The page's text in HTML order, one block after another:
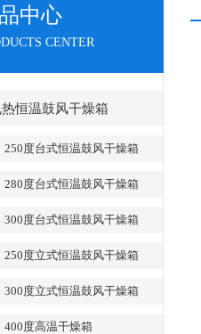
中心
CENTER
热恒温鼓风干燥箱
250度台式恒温鼓风干燥箱
280度台式恒温鼓风干燥箱
300度台式恒温鼓风干燥箱
250度立式恒温鼓风干燥箱
300度立式恒温鼓风干燥箱
400度高温干燥箱